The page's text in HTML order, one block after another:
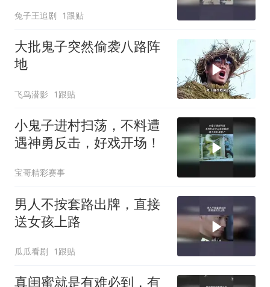
兔子王追剧 1跟贴
大批鬼子突然偷袭八路阵
地
飞鸟潜影 1跟贴
小鬼子进村扫荡，不料遭
遇神勇反击，好戏开场！
宝哥精彩赛事
男人不按套路出牌，直接
送女孩上路
瓜瓜看剧 1跟贴
真闺蜜就是有难必到，有